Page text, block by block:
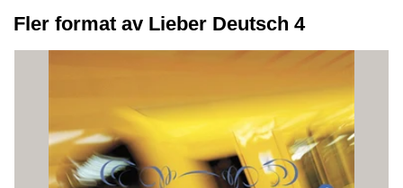
Fler format av Lieber Deutsch 4